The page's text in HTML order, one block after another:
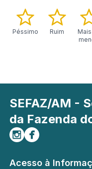
Péssimo Ruim
SEFAZ/AM -
da Fazenda
Siga-nos no Instagram
Curta-nos no
Acesso à